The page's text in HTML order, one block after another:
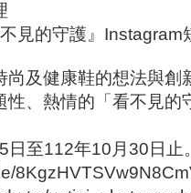
見的守護』Instagram
尚及健康鞋的想法與創
性、熱情的「看不見的
日至112年10月30日止